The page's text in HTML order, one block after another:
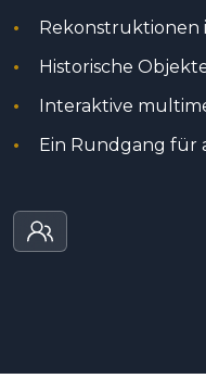
Rekonstruktionen
Historische
Interaktive
Ein Rundgang für